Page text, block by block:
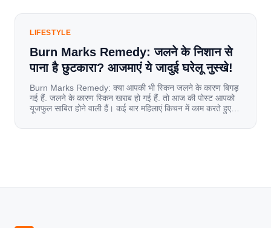
LIFESTYLE
Burn Marks Remedy: जलने के निशान से
पाना है छुटकारा? आजमाएं ये जादुई घरेलू नुस्खे!
Burn Marks Remedy: क्या आपकी भी स्किन जलने के कारण बिगड़
गई हैं. जलने के कारण स्किन खराब हो गई हैं. तो आज की पोस्ट आपको
यूजफुल साबित होने वाली हैं। कई बार महिलाएं किचन में काम करते हुए
[…]